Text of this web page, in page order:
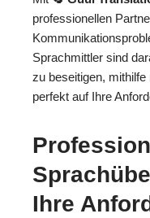
professionellen
Sprachmittler sind
zu beseitigen,
perfekt auf Ihre
Ihre